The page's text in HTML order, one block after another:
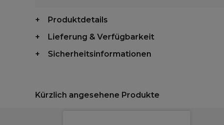
Produktdetails
Lieferung & Verfügbarkeit
Sicherheitsinformationen
Kürzlich angesehene Produkte